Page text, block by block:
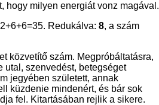
hogy milyen energiát vonz magával.
Redukálva: 8, a szám
közvetítő szám. Megpróbáltatásra,
utal, szenvedést, betegséget
jegyében született, annak
küzdenie mindenért, és bár sok
fel. Kitartásában rejlik a sikere.